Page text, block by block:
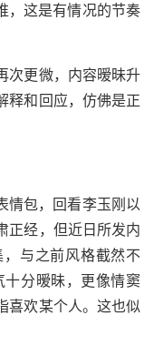
，这是有情况的节奏
更微，内容暧昧升
释和回应，仿佛是正
包，回看李玉刚以
正经，但近日所发内
与之前风格截然不
十分暧昧，更像情窦
喜欢某个人。这也似